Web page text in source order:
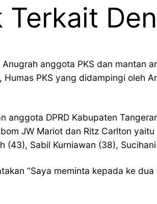
anggota PKS dan mantan
PKS yang didampingi oleh
anggota DPRD Kabupaten
JW Mariot dan Ritz Carlton
(43), Sabil Kurniawan (38),
“Saya meminta kepada ke